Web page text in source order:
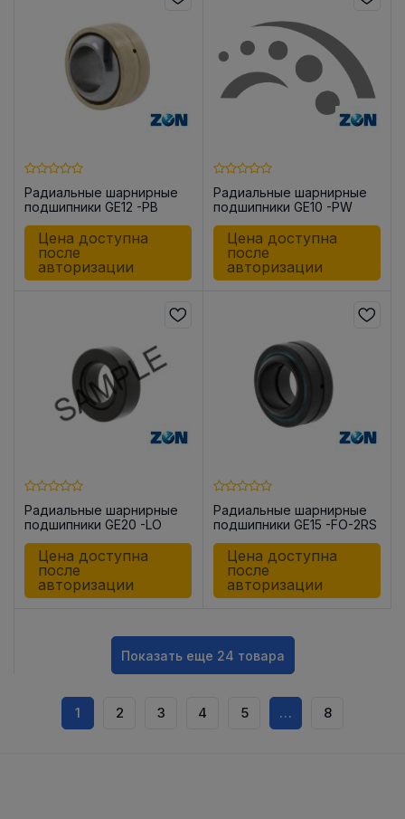
Радиальные шарнирные
подшипники GE12 -PB
Цена доступна
после
авторизации
Радиальные шарнирные
подшипники GE10 -PW
Цена доступна
после
авторизации
Радиальные шарнирные
подшипники GE20 -LO
Цена доступна
после
авторизации
Радиальные шарнирные
подшипники GE15 -FO-2RS
Цена доступна
после
авторизации
Показать еще 24 товара
1 2 3 4 5 … 8